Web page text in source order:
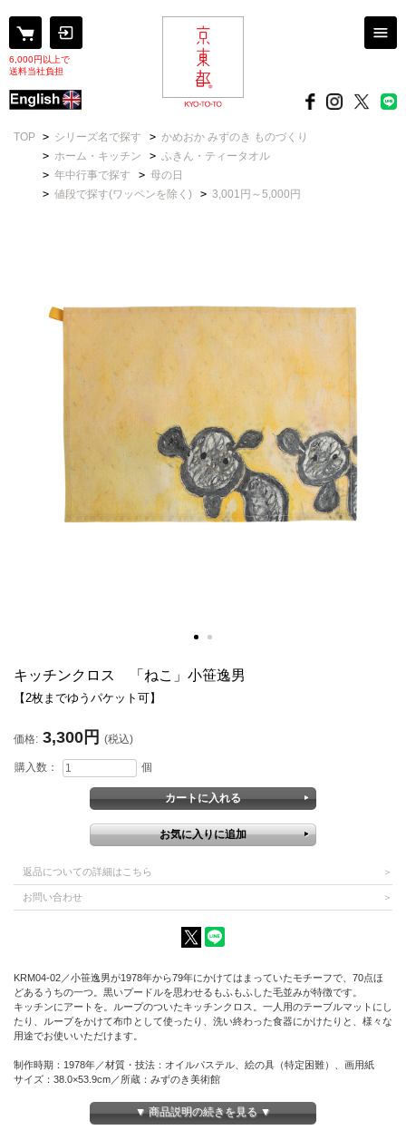
6,000円以上で
送料当社負担
TOP > シリーズ名で探す > かめおか みずのき ものづくり
> ホーム・キッチン > ふきん・ティータオル
> 年中行事で探す > 母の日
> 値段で探す(ワッペンを除く) > 3,001円～5,000円
キッチンクロス 「ねこ」小笹逸男
【2枚までゆうパケット可】
価格: 3,300円 (税込)
購入数： 個
返品についての詳細はこちら
お問い合わせ
KRM04-02／小笹逸男が1978年から79年にかけてはまっていたモチーフで、70点ほ
どあるうちの一つ。黒いプードルを思わせるもふもふした毛並みが特徴です。
キッチンにアートを。ループのついたキッチンクロス。一人用のテーブルマットにし
たり、ループをかけて布巾として使ったり、洗い終わった食器にかけたりと、様々な
用途でお使いいただけます。
制作時期：1978年／材質・技法：オイルパステル、絵の具（特定困難）、画用紙
サイズ：38.0×53.9cm／所蔵：みずのき美術館
絵画教室の開設当初からのメンバーでみずのきを代表する作品を数多く生み出した。
▼ 商品説明の続きを見る ▼